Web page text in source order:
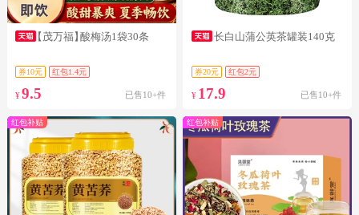
【茂万福】酸梅汤1袋30条
券10元 红包1.4元
¥ 9.5 已售10+件
长白山蒲公英茶罐装140克
券20元 红包2元
¥ 17.9 已售10+件
红包补贴 红包补贴